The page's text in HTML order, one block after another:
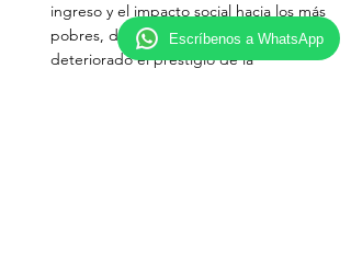
ingreso y el impacto social hacia los más
pobres, debilitado la acción del Estado,
deteriorado el prestigio de la
Escríbenos a WhatsApp